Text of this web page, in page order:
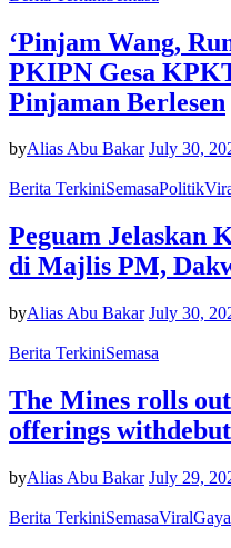
‘Pinjam Wang,
PKIPN Gesa
Pinjaman Berlesen
byAlias Abu Bakar July 30,
Berita TerkiniSemasaPolitik
Peguam Jelaskan
di Majlis PM,
byAlias Abu Bakar July 30,
Berita TerkiniSemasa
The Mines rolls
offerings
byAlias Abu Bakar July 29,
Berita TerkiniSemasaViral